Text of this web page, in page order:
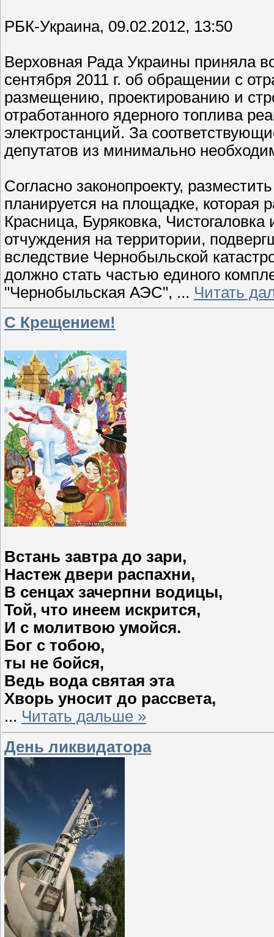
РБК-Украина, 09.02.2012, 13:50
Верховная Рада Украины приняла
сентября 2011 г. об обращении с
размещению, проектированию и
отработанного ядерного топлива
электростанций. За
депутатов из минимально
Согласно законопроекту,
планируется на площадке, которая
Красница, Буряковка,
отчуждения на территории,
вследствие Чернобыльской
должно стать частью единого
"Чернобыльская АЭС", ... Читать
С Крещением!
Встань завтра до зари,
Настеж двери распахни,
В сенцах зачерпни водицы,
Той, что инеем искрится,
И с молитвою умойся.
Бог с тобою,
ты не бойся,
Ведь вода святая эта
Хворь уносит до рассвета,
... Читать дальше »
День ликвидатора